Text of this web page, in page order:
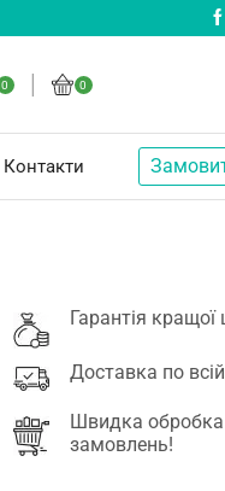
0 0
Контакти
Гарантія кращої
Доставка по всій
Швидка обробка
замовлень!